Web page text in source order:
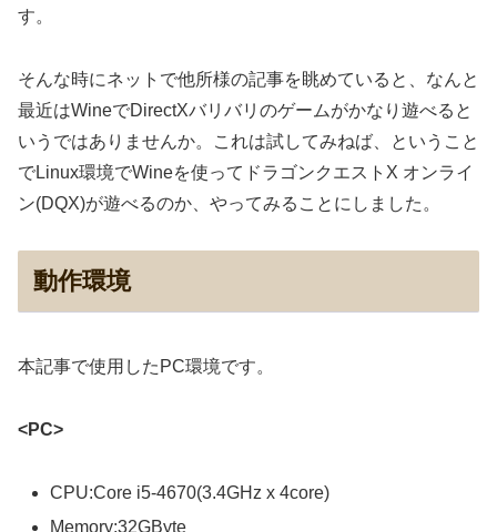
す。
そんな時にネットで他所様の記事を眺めていると、なんと
最近はWineでDirectXバリバリのゲームがかなり遊べると
いうではありませんか。これは試してみねば、ということ
でLinux環境でWineを使ってドラゴンクエストX オンライ
ン(DQX)が遊べるのか、やってみることにしました。
動作環境
本記事で使用したPC環境です。
<PC>
CPU:Core i5-4670(3.4GHz x 4core)
Memory:32GByte